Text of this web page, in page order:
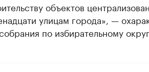
объектов
улицам города», —
по избирательному